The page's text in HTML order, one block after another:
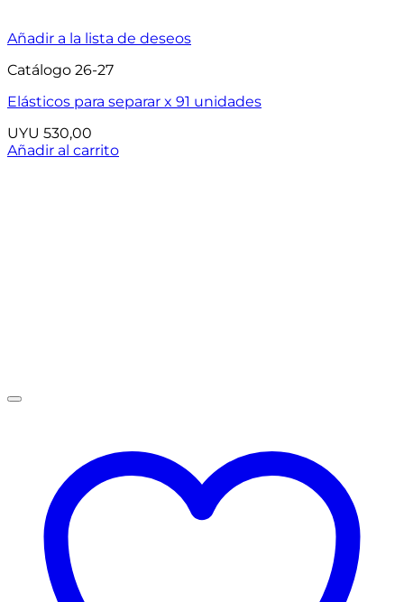
Añadir a la lista de deseos
Catálogo 26-27
Elásticos para separar x 91 unidades
UYU 530,00
Añadir al carrito